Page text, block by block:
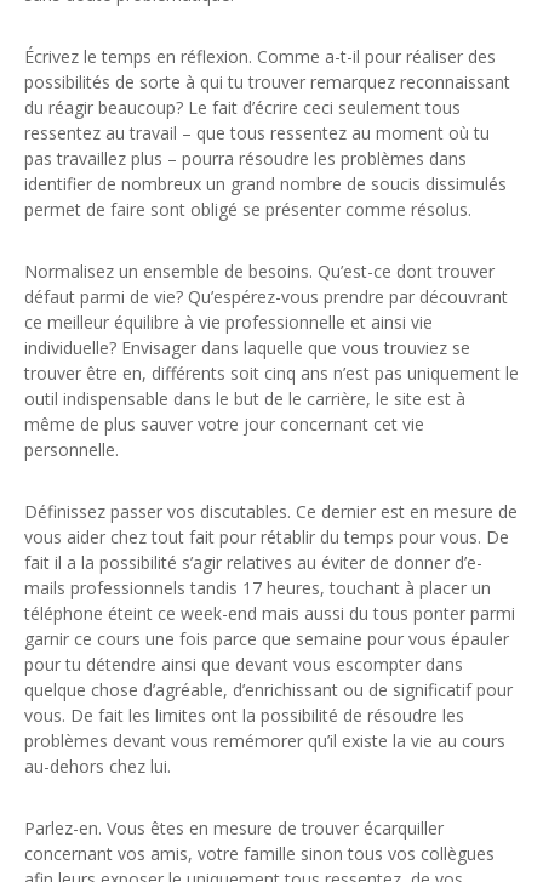
Écrivez le temps en réflexion. Comme a-t-il pour réaliser des
possibilités de sorte à qui tu trouver remarquez reconnaissant
du réagir beaucoup? Le fait d’écrire ceci seulement tous
ressentez au travail – que tous ressentez au moment où tu
pas travaillez plus – pourra résoudre les problèmes dans
identifier de nombreux un grand nombre de soucis dissimulés
permet de faire sont obligé se présenter comme résolus.
Normalisez un ensemble de besoins. Qu’est-ce dont trouver
défaut parmi de vie? Qu’espérez-vous prendre par découvrant
ce meilleur équilibre à vie professionnelle et ainsi vie
individuelle? Envisager dans laquelle que vous trouviez se
trouver être en, différents soit cinq ans n’est pas uniquement le
outil indispensable dans le but de le carrière, le site est à
même de plus sauver votre jour concernant cet vie
personnelle.
Définissez passer vos discutables. Ce dernier est en mesure de
vous aider chez tout fait pour rétablir du temps pour vous. De
fait il a la possibilité s’agir relatives au éviter de donner d’e-
mails professionnels tandis 17 heures, touchant à placer un
téléphone éteint ce week-end mais aussi du tous ponter parmi
garnir ce cours une fois parce que semaine pour vous épauler
pour tu détendre ainsi que devant vous escompter dans
quelque chose d’agréable, d’enrichissant ou de significatif pour
vous. De fait les limites ont la possibilité de résoudre les
problèmes devant vous remémorer qu’il existe la vie au cours
au-dehors chez lui.
Parlez-en. Vous êtes en mesure de trouver écarquiller
concernant vos amis, votre famille sinon tous vos collègues